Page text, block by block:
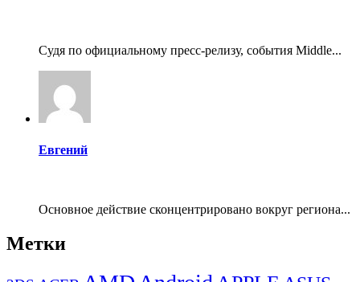
Судя по официальному пресс-релизу, события Middle...
Евгений
Основное действие сконцентрировано вокруг региона...
Метки